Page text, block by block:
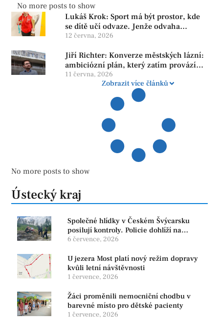
No more posts to show
Lukáš Krok: Sport má být prostor, kde
se dítě učí odvaze. Jenže odvaha
neroste tam, kde se bojí udělat chybu.
12 června, 2026
Jiří Richter: Konverze městských lázní:
ambiciózní plán, který zatím provází
více otazníků než jistot
11 června, 2026
Zobrazit více článků
No more posts to show
Ústecký kraj
Společné hlídky v Českém Švýcarsku
posilují kontroly. Policie dohlíží na
bezpečnost i ochranu přírody
6 července, 2026
U jezera Most platí nový režim dopravy
kvůli letní návštěvnosti
1 července, 2026
Žáci proměnili nemocniční chodbu v
barevné místo pro dětské pacienty
1 července, 2026